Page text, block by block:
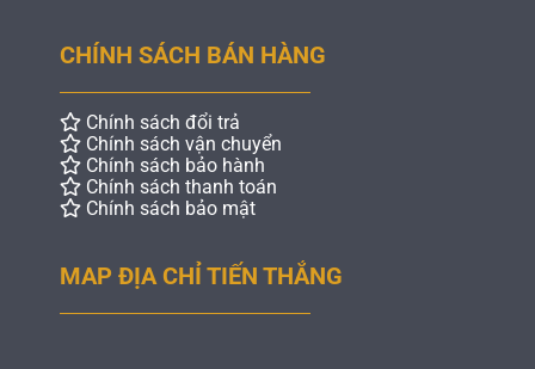
CHÍNH SÁCH BÁN HÀNG
Chính sách đổi trả
Chính sách vận chuyển
Chính sách bảo hành
Chính sách thanh toán
Chính sách bảo mật
MAP ĐỊA CHỈ TIẾN THẮNG